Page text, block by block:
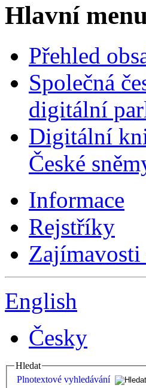
Hlavní
Přehled
Společná
digitální
Digitální
České
Informace
Rejstříky
English
Česky
Hledat
Plnotextové vyhledávání